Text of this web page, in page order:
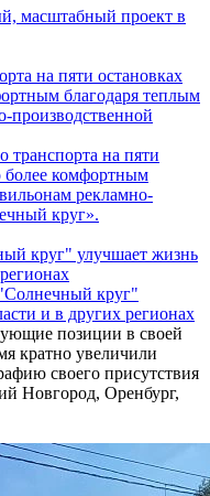
масштабный проект в
на пяти
более комфортным
рекламно-
круг».
круг"
и в других регионах
позиции в своей
кратно увеличили
своего присутствия
Новгород, Оренбург,